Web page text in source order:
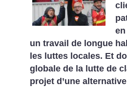
un travail de longue
les luttes locales. Et
globale de la lutte de
projet d’une